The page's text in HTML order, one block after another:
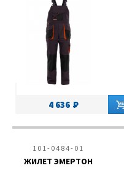
4 636
101-0484-01
ЖИЛЕТ ЭМЕРТОН